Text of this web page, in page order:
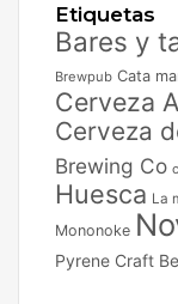
Etiquetas
Bares y
Brewpub Cata
Cerveza
Cerveza
Brewing Co
Huesca La
Mononoke
Pyrene Craft